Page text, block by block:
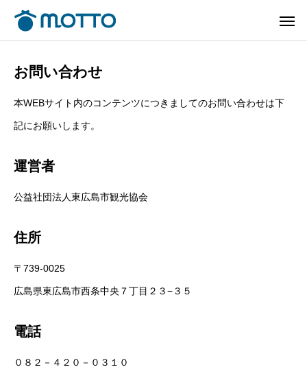
お問い合わせ
本WEBサイト内のコンテンツにつきましてのお問い合わせは下
記にお願いします。
運営者
公益社団法人東広島市観光協会
住所
〒739-0025
広島県東広島市西条中央７丁目２３−３５
電話
０８２－４２０－０３１０